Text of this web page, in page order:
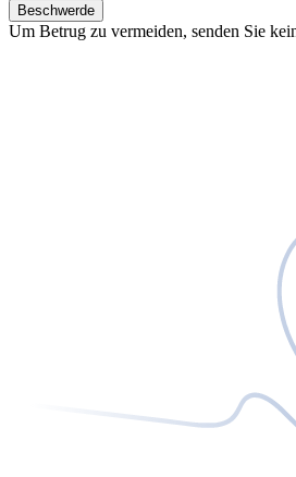
Beschwerde
Um Betrug zu vermeiden, senden Sie